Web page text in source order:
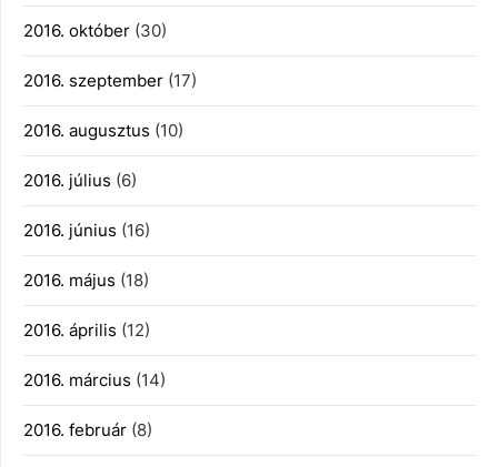
2016. október (30)
2016. szeptember (17)
2016. augusztus (10)
2016. július (6)
2016. június (16)
2016. május (18)
2016. április (12)
2016. március (14)
2016. február (8)